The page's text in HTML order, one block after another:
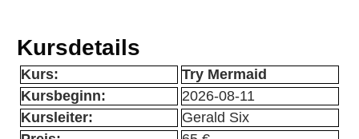
Kursdetails
Kurs:
Try Mermaid
Kursbeginn:
2026-08-11
Kursleiter:
Gerald Six